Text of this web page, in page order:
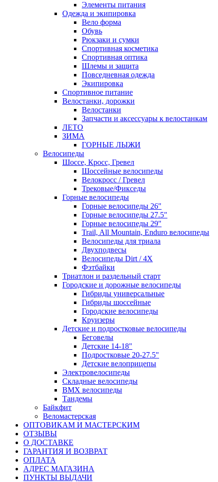
Элементы питания
Одежда и экипировка
Вело форма
Обувь
Рюкзаки и сумки
Спортивная косметика
Спортивная оптика
Шлемы и защита
Повседневная одежда
Экипировка
Спортивное питание
Велостанки, дорожки
Велостанки
Запчасти и аксессуары к велостанкам
ЛЕТО
ЗИМА
ГОРНЫЕ ЛЫЖИ
Велосипеды
Шоссе, Кросс, Гревел
Шоссейные велосипеды
Велокросс / Гревел
Трековые/Фикседы
Горные велосипеды
Горные велосипеды 26"
Горные велосипеды 27.5"
Горные велосипеды 29"
Trail, All Mountain, Enduro велосипеды
Велосипеды для триала
Двухподвесы
Велосипеды Dirt / 4X
Фэтбайки
Триатлон и раздельный старт
Городские и дорожные велосипеды
Гибриды универсальные
Гибриды шоссейные
Городские велосипеды
Круизеры
Детские и подростковые велосипеды
Беговелы
Детские 14-18"
Подростковые 20-27.5"
Детские велоприцепы
Электровелосипеды
Складные велосипеды
BMX велосипеды
Тандемы
Байкфит
Веломастерская
ОПТОВИКАМ И МАСТЕРСКИМ
ОТЗЫВЫ
О ДОСТАВКЕ
ГАРАНТИЯ И ВОЗВРАТ
ОПЛАТА
АДРЕС МАГАЗИНА
ПУНКТЫ ВЫДАЧИ